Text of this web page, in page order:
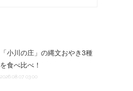
「小川の庄」の縄文おやき3種
を食べ比べ！
2026.08.07 03:00